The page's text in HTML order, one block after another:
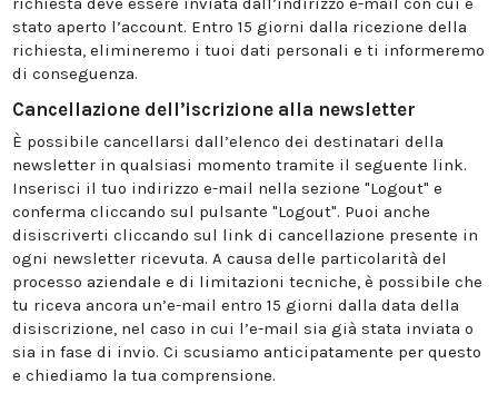
stato aperto l’account. Entro 15 giorni dalla ricezione della
richiesta, elimineremo i tuoi dati personali e ti informeremo
di conseguenza.
Cancellazione dell’iscrizione alla newsletter
È possibile cancellarsi dall’elenco dei destinatari della
newsletter in qualsiasi momento tramite il seguente link.
Inserisci il tuo indirizzo e-mail nella sezione "Logout" e
conferma cliccando sul pulsante "Logout". Puoi anche
disiscriverti cliccando sul link di cancellazione presente in
ogni newsletter ricevuta. A causa delle particolarità del
processo aziendale e di limitazioni tecniche, è possibile che
tu riceva ancora un’e-mail entro 15 giorni dalla data della
disiscrizione, nel caso in cui l’e-mail sia già stata inviata o
sia in fase di invio. Ci scusiamo anticipatamente per questo
e chiediamo la tua comprensione.